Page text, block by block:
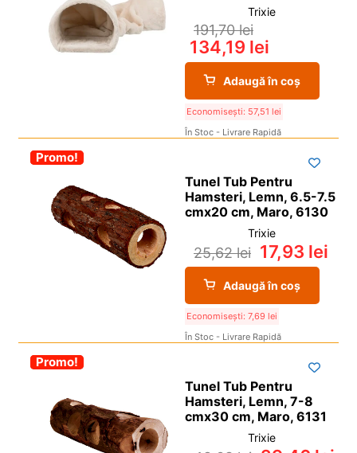
Trixie
191,70lei
134,19 lei
Adaugă în coș
Economisești: 57,51 lei
În Stoc - Livrare Rapidă
-30%
Promo!
Tunel Tub Pentru
Hamsteri, Lemn, 6.5-7.5
cmx20 cm, Maro, 6130
Trixie
25,62lei 17,93 lei
Adaugă în coș
Economisești: 7,69 lei
În Stoc - Livrare Rapidă
-30%
Promo!
Tunel Tub Pentru
Hamsteri, Lemn, 7-8
cmx30 cm, Maro, 6131
Trixie